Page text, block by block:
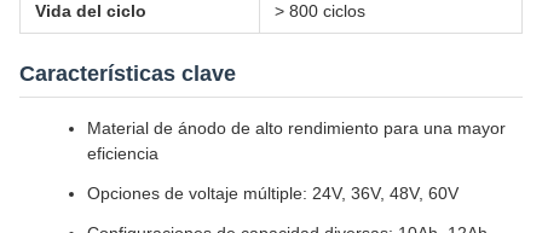
Vida del ciclo > 800 ciclos
Características clave
Material de ánodo de alto rendimiento para una mayor
eficiencia
Opciones de voltaje múltiple: 24V, 36V, 48V, 60V